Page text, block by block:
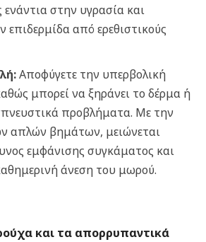
στην υγρασία και
επιδερμίδα από ερεθιστικούς
Αποφύγετε την υπερβολική
μπορεί να ξηράνει το δέρμα ή
προβλήματα. Με την
απλών βημάτων, μειώνεται
εμφάνισης συγκάματος και
άνεση του μωρού.
και τα απορρυπαντικά